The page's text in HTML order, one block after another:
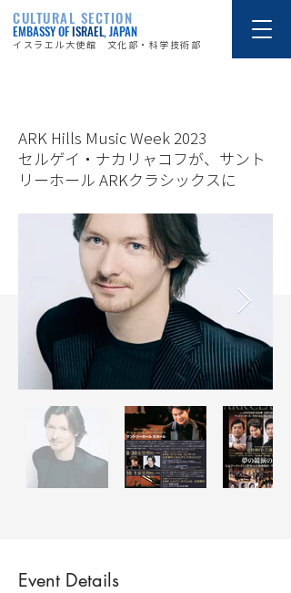
CULTURAL SECTION
EMBASSY OFISRAEL, JAPAN
イスラエル大使館 文化部・科学技術部
ARK Hills Music Week 2023
セルゲイ・ナカリャコフが、サント
リーホール ARKクラシックスに
Event Details